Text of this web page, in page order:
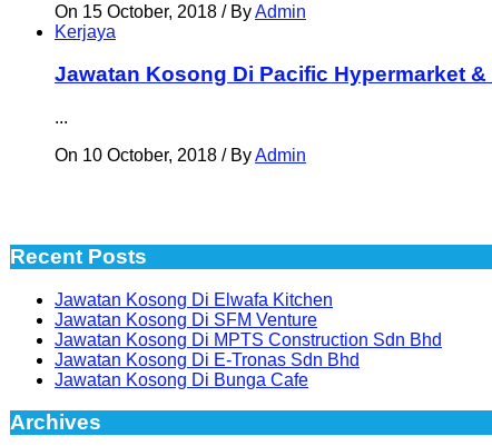
On 15 October, 2018 /ByAdmin
Kerjaya
Jawatan Kosong Di Pacific Hypermarket &
...
On 10 October, 2018 /ByAdmin
Recent Posts
Jawatan Kosong Di Elwafa Kitchen
Jawatan Kosong Di SFM Venture
Jawatan Kosong Di MPTS Construction Sdn Bhd
Jawatan Kosong Di E-Tronas Sdn Bhd
Jawatan Kosong Di Bunga Cafe
Archives